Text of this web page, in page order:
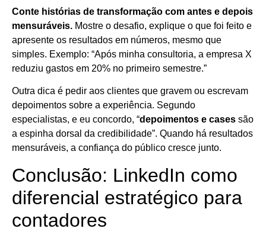
Conte histórias de transformação com antes e depois
mensuráveis. Mostre o desafio, explique o que foi feito e
apresente os resultados em números, mesmo que
simples. Exemplo: “Após minha consultoria, a empresa X
reduziu gastos em 20% no primeiro semestre.”
Outra dica é pedir aos clientes que gravem ou escrevam
depoimentos sobre a experiência. Segundo
especialistas, e eu concordo, “depoimentos e cases são
a espinha dorsal da credibilidade”. Quando há resultados
mensuráveis, a confiança do público cresce junto.
Conclusão: LinkedIn como
diferencial estratégico para
contadores